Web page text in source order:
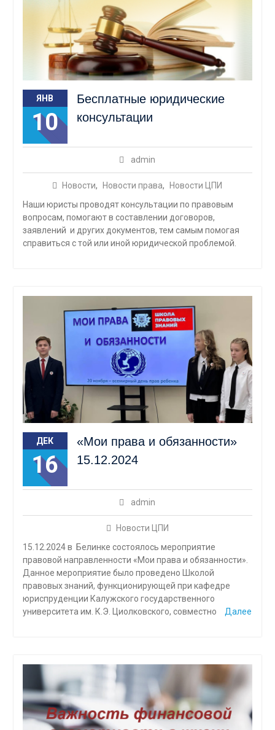
ЯНВ
10
Бесплатные юридические
консультации
admin
Новости, Новости права,
Новости ЦПИ
Наши юристы проводят консультации по правовым
вопросам, помогают в составлении договоров,
заявлений и других документов, тем самым помогая
справиться с той или иной юридической проблемой.
ДЕК
16
«Мои права и обязанности»
15.12.2024
admin
Новости ЦПИ
15.12.2024 в Белинке состоялось мероприятие
правовой направленности «Мои права и обязанности».
Данное мероприятие было проведено Школой
правовых знаний, функционирующей при кафедре
юриспруденции Калужского государственного
университета им. К.Э. Циолковского, совместно
Далее